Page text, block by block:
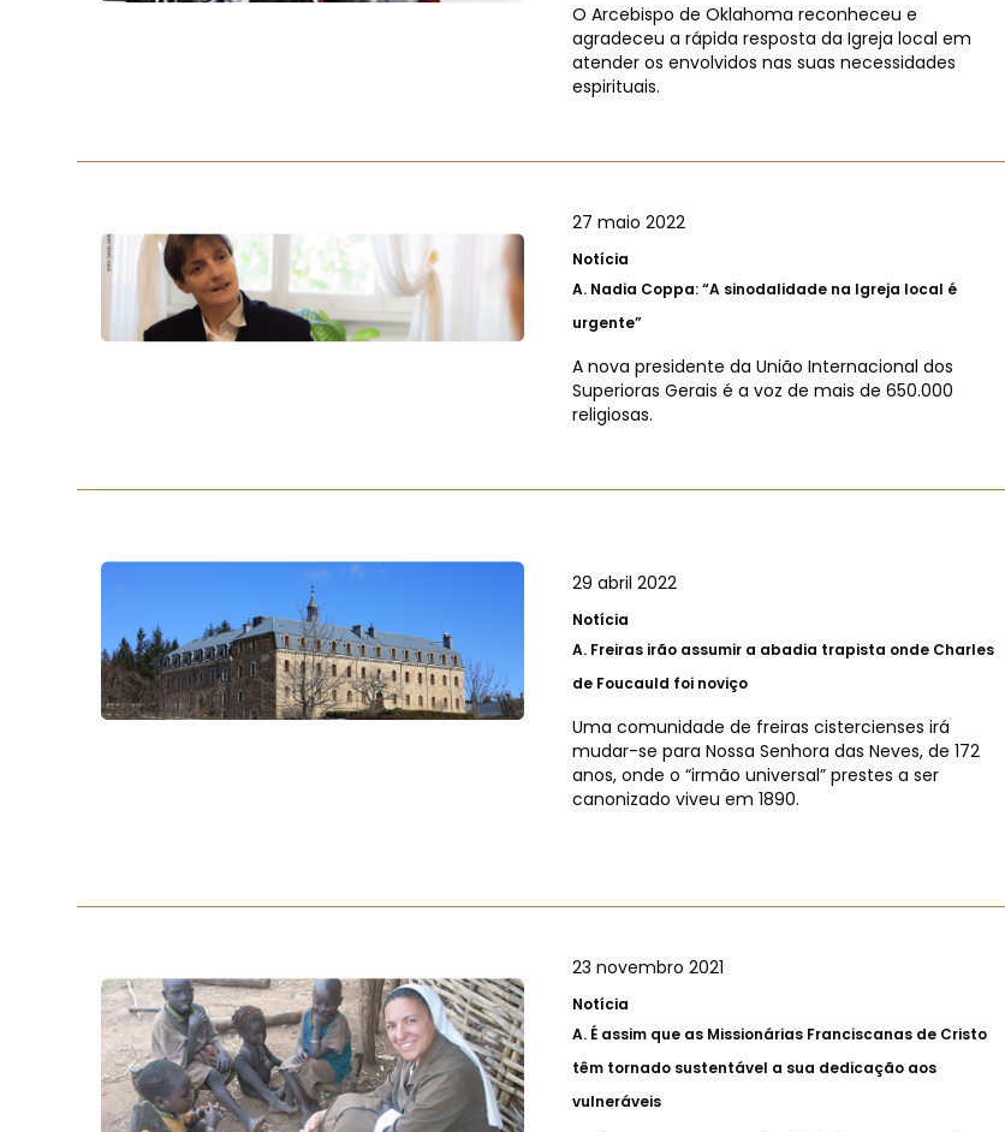
O Arcebispo de Oklahoma reconheceu e
agradeceu a rápida resposta da Igreja local em
atender os envolvidos nas suas necessidades
espirituais.
27 maio 2022
Notícia
A. Nadia Coppa: “A sinodalidade na Igreja local é
urgente”
A nova presidente da União Internacional dos
Superioras Gerais é a voz de mais de 650.000
religiosas.
29 abril 2022
Notícia
A. Freiras irão assumir a abadia trapista onde Charles
de Foucauld foi noviço
Uma comunidade de freiras cistercienses irá
mudar-se para Nossa Senhora das Neves, de 172
anos, onde o “irmão universal” prestes a ser
canonizado viveu em 1890.
23 novembro 2021
Notícia
A. É assim que as Missionárias Franciscanas de Cristo
têm tornado sustentável a sua dedicação aos
vulneráveis ​